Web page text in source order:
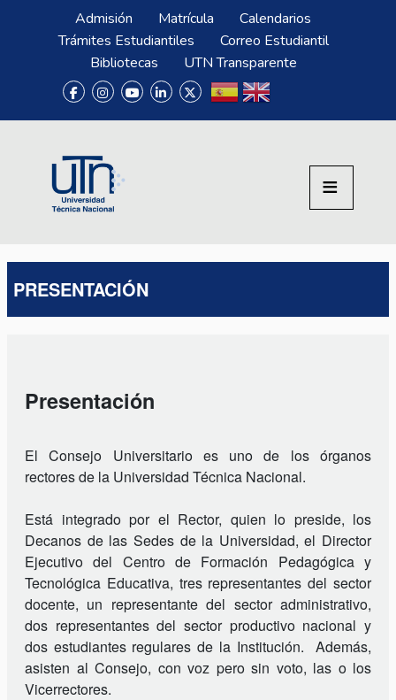
Pasar al contenido principal
Menú SuperiorAdmisión Matrícula
Calendarios
Trámites Estudiantiles
Correo Estudiantil
Bibliotecas
UTN Transparente
PRESENTACIÓN
Presentación
El Consejo Universitario es uno de los órganos
rectores de la Universidad Técnica Nacional.
Está integrado por el Rector, quien lo preside, los
Decanos de las Sedes de la Universidad, el Director
Ejecutivo del Centro de Formación Pedagógica y
Tecnológica Educativa, tres representantes del sector
docente, un representante del sector administrativo,
dos representantes del sector productivo nacional y
dos estudiantes regulares de la Institución. Además,
asisten al Consejo, con voz pero sin voto, las o los
Vicerrectores.